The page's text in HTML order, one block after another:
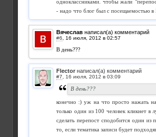
одноклассниками. чтобы жали
- надо что блог был с посещаемостью в
Вячеслав написал(а) комментарий
#6
В день???
Flector написал(а) комментарий
#7
В день???
конечно :) уж на что просто нажать
только один из 100 человек кликнет в
сделать перепост сподобится один из
то, если тематика записи будет